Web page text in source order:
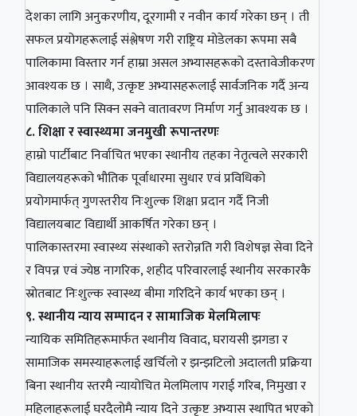
देशका लागि अनुकरणीय, दूरगामी र नवीन कार्य गरेका छन् । ती
सफल प्रयोगहरूलाई संश्लेषण गरी राष्ट्रिय मोडेलका रूपमा सबै
पालिकामा विस्तार गर्न हाम्रा असल अभ्यासहरूको दस्तावेजीकरण
आवश्यक छ । साथै, उत्कृष्ट अभ्यासहरूलाई सार्वजनिक गर्दै अन्य
पालिकाले पनि सिक्न सक्ने वातावरण निर्माण गर्नु आवश्यक छ ।
८. शिक्षा र स्वास्थ्यमा जनमुखी रूपान्तरणः
हाम्रो पार्टीबाट निर्वाचित भएका स्थानीय तहका नेतृत्वले सरकारी
विद्यालयहरूको भौतिक पूर्वाधारमा सुधार एवं प्रविधिको
प्रयोगमार्फत् गुणस्तरीय निःशुल्क शिक्षा प्रदान गर्दै निजी
विद्यालयबाट विद्यार्थी आकर्षित गरेका छन् ।
पालिकास्तरमा स्वास्थ्य संस्थाको स्तरोन्नति गरी विशेषज्ञ सेवा दिने
र विपन्न एवं ज्येष्ठ नागरिक, शहीद परिवारलाई स्थानीय सरकारकै
स्रोतबाट निःशुल्क स्वास्थ्य बीमा गरिदिने कार्य भएका छन् ।
९. स्थानीय न्याय सम्पादन र सामाजिक मेलमिलापः
न्यायिक समितिहरूमार्फत स्थानीय विवाद, घरायसी झगडा र
सामाजिक समस्याहरूलाई खर्चिलो र झन्झटिलो अदालती प्रक्रिया
बिना स्थानीय स्तरमै न्यायोचित मेलमिलाप गराई गरिब, निमुखा र
महिलाहरूलाई घरदैलोमै न्याय दिने उत्कृष्ट अभ्यास स्थापित भएको